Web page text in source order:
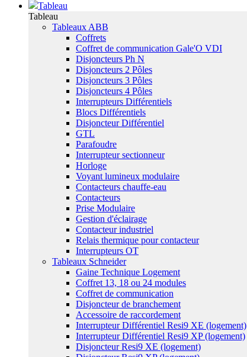
Tableau
Tableau
Tableaux ABB
Coffrets
Coffret de communication Gale'O VDI
Disjoncteurs Ph N
Disjoncteurs 2 Pôles
Disjoncteurs 3 Pôles
Disjoncteurs 4 Pôles
Interrupteurs Différentiels
Blocs Différentiels
Disjoncteur Différentiel
GTL
Parafoudre
Interrupteur sectionneur
Horloge
Voyant lumineux modulaire
Contacteurs chauffe-eau
Contacteurs
Prise Modulaire
Gestion d'éclairage
Contacteur industriel
Relais thermique pour contacteur
Interrupteurs OT
Tableaux Schneider
Gaine Technique Logement
Coffret 13, 18 ou 24 modules
Coffret de communication
Disjoncteur de branchement
Accessoire de raccordement
Interrupteur Différentiel Resi9 XE (logement)
Interrupteur Différentiel Resi9 XP (logement)
Disjoncteur Resi9 XE (logement)